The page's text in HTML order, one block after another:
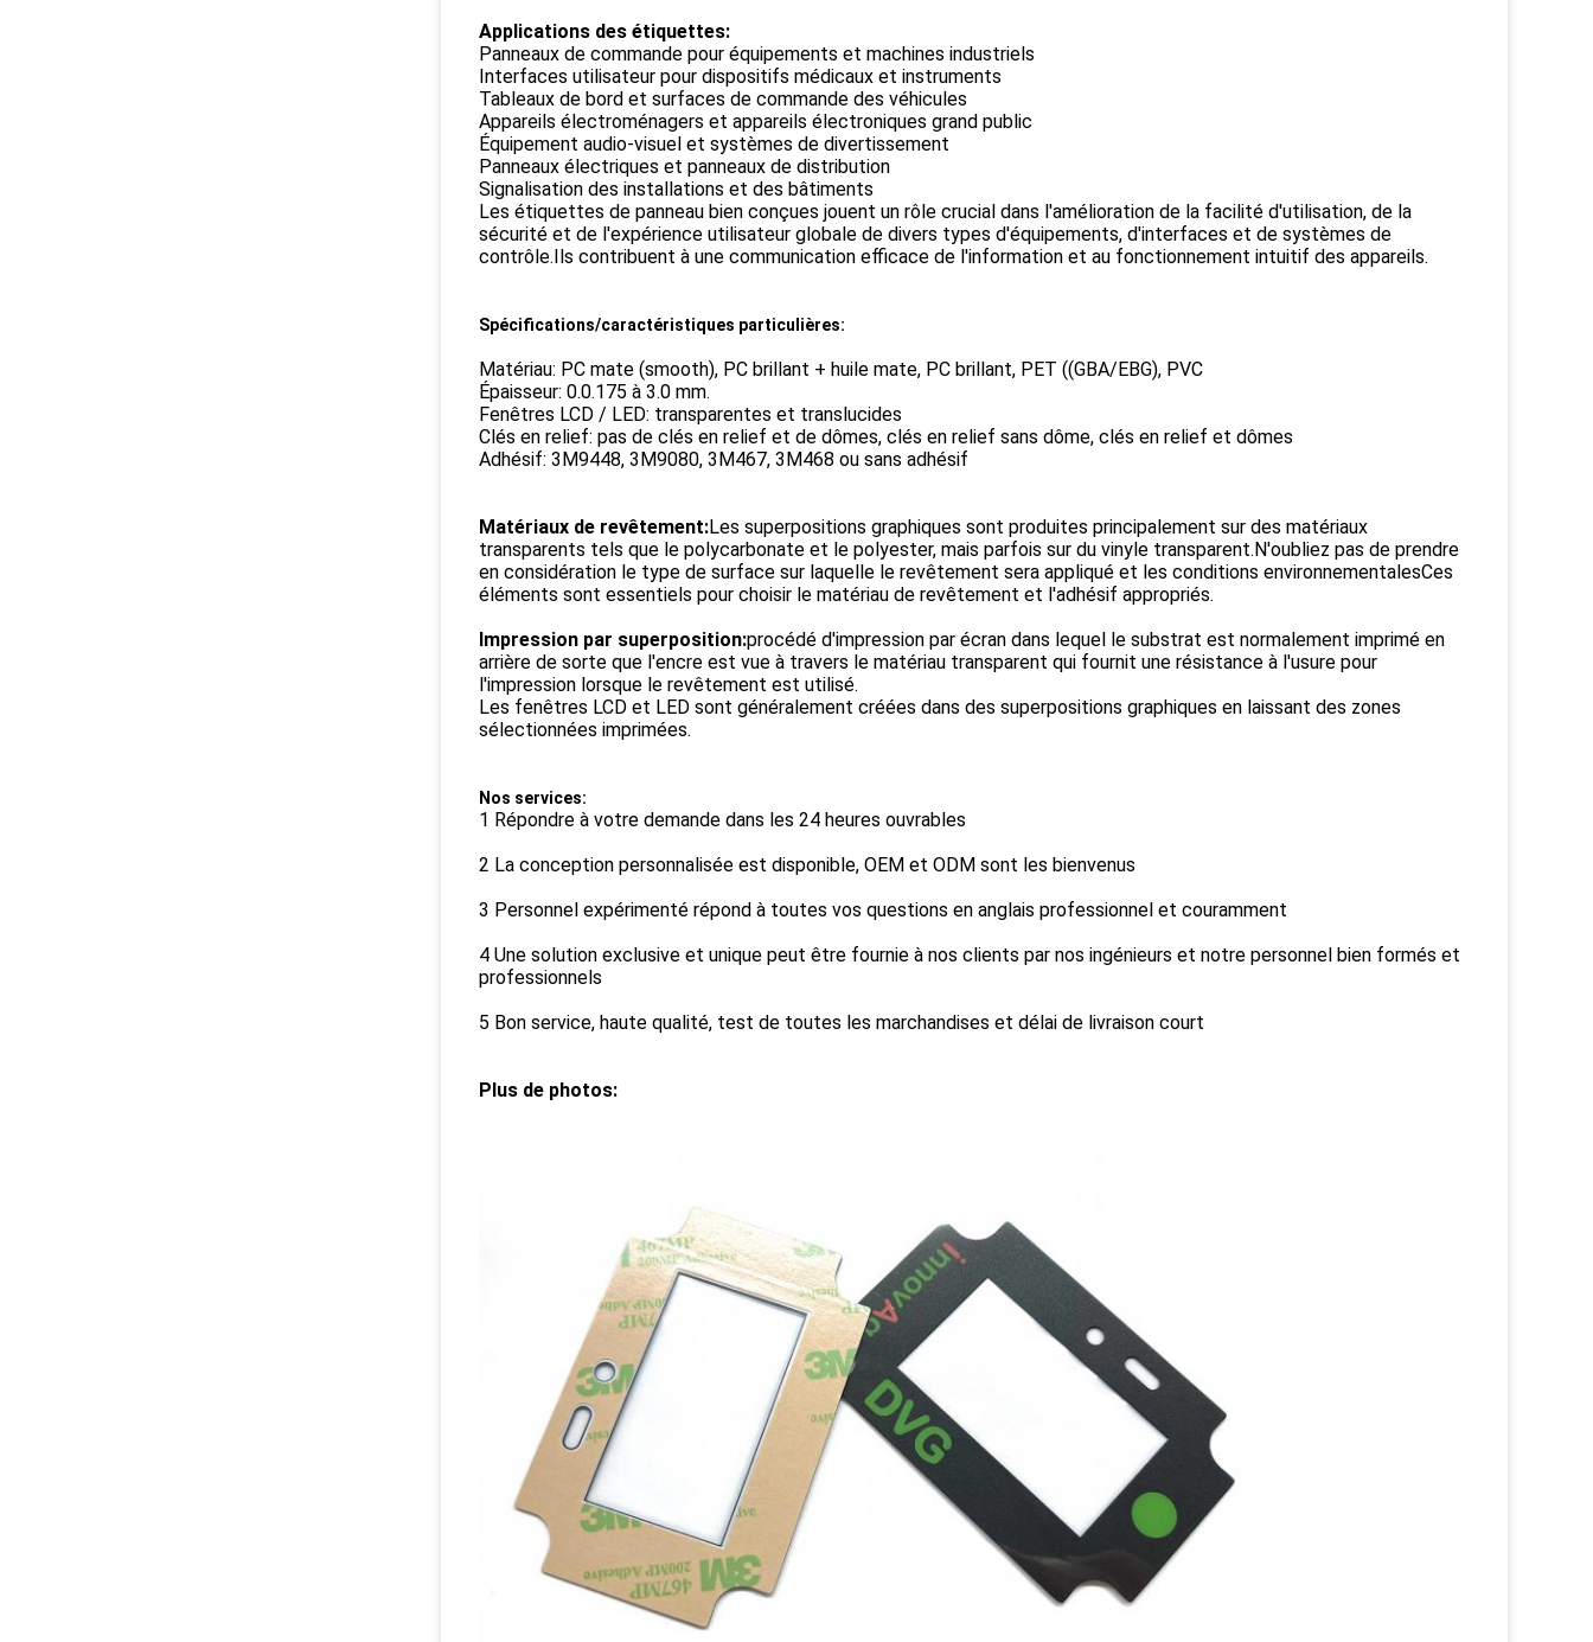
Applications des étiquettes:
Panneaux de commande pour équipements et machines industriels
Interfaces utilisateur pour dispositifs médicaux et instruments
Tableaux de bord et surfaces de commande des véhicules
Appareils électroménagers et appareils électroniques grand public
Équipement audio-visuel et systèmes de divertissement
Panneaux électriques et panneaux de distribution
Signalisation des installations et des bâtiments
Les étiquettes de panneau bien conçues jouent un rôle crucial dans l'amélioration de la facilité d'utilisation, de la
sécurité et de l'expérience utilisateur globale de divers types d'équipements, d'interfaces et de systèmes de
contrôle.Ils contribuent à une communication efficace de l'information et au fonctionnement intuitif des appareils.
Spécifications/caractéristiques particulières:
Matériau: PC mate (smooth), PC brillant + huile mate, PC brillant, PET ((GBA/EBG), PVC
Épaisseur: 0.0.175 à 3.0 mm.
Fenêtres LCD / LED: transparentes et translucides
Clés en relief: pas de clés en relief et de dômes, clés en relief sans dôme, clés en relief et dômes
Adhésif: 3M9448, 3M9080, 3M467, 3M468 ou sans adhésif
Matériaux de revêtement:Les superpositions graphiques sont produites principalement sur des matériaux
transparents tels que le polycarbonate et le polyester, mais parfois sur du vinyle transparent.N'oubliez pas de prendre
en considération le type de surface sur laquelle le revêtement sera appliqué et les conditions environnementalesCes
éléments sont essentiels pour choisir le matériau de revêtement et l'adhésif appropriés.
Impression par superposition:procédé d'impression par écran dans lequel le substrat est normalement imprimé en
arrière de sorte que l'encre est vue à travers le matériau transparent qui fournit une résistance à l'usure pour
l'impression lorsque le revêtement est utilisé.
Les fenêtres LCD et LED sont généralement créées dans des superpositions graphiques en laissant des zones
sélectionnées imprimées.
Nos services:
1 Répondre à votre demande dans les 24 heures ouvrables
2 La conception personnalisée est disponible, OEM et ODM sont les bienvenus
3 Personnel expérimenté répond à toutes vos questions en anglais professionnel et couramment
4 Une solution exclusive et unique peut être fournie à nos clients par nos ingénieurs et notre personnel bien formés et
professionnels
5 Bon service, haute qualité, test de toutes les marchandises et délai de livraison court
Plus de photos: